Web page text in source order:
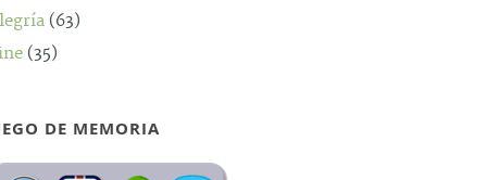
(63)
(35)
DE MEMORIA